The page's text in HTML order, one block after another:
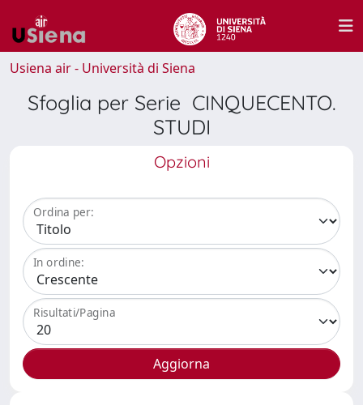
Usiena air - Università di Siena
Sfoglia per Serie CINQUECENTO.
STUDI
Opzioni
Ordina per:
In ordine:
Risultati/Pagina